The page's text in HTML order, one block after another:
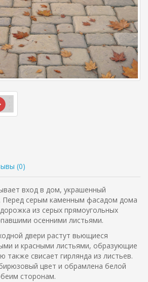
(0)
вход в дом, украшенный
Перед серым каменным фасадом дома
из серых прямоугольных
осенними листьями.
двери растут вьющиеся
и красными листьями, образующие
также свисает гирлянда из листьев.
цвет и обрамлена белой
сторонам.